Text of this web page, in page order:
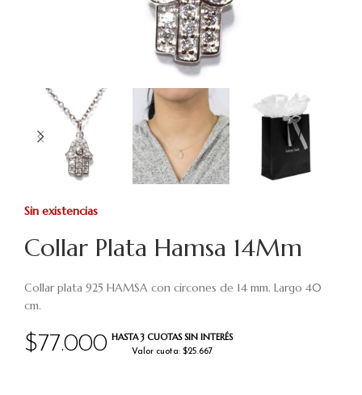
Collar Plata Hamsa 14Mm
$77.000 HASTA 3 CUOTAS SIN INTERÉS
Valor cuota: $25.667
Collar plata 925 HAMSA con circones de 14 mm. Largo 40
cm.
Sin existencias